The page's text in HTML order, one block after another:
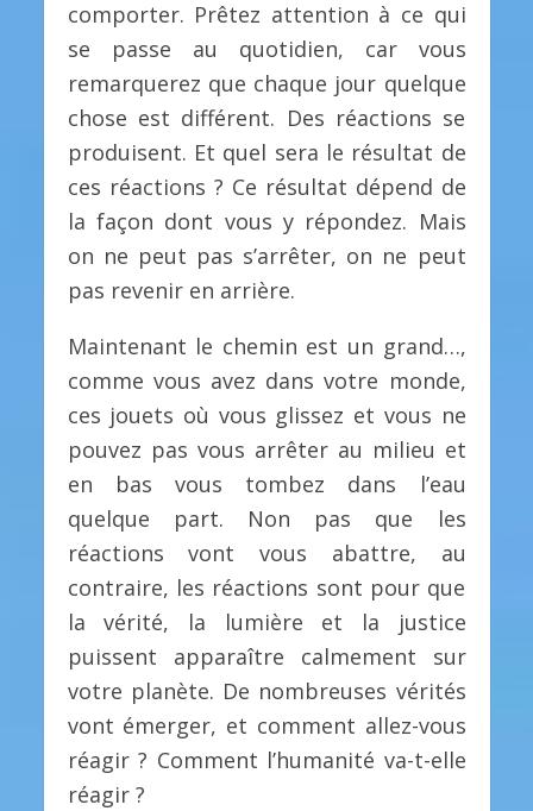
comporter. Prêtez attention à ce qui
se passe au quotidien, car vous
remarquerez que chaque jour quelque
chose est différent. Des réactions se
produisent. Et quel sera le résultat de
ces réactions ? Ce résultat dépend de
la façon dont vous y répondez. Mais
on ne peut pas s’arrêter, on ne peut
pas revenir en arrière.
Maintenant le chemin est un grand…,
comme vous avez dans votre monde,
ces jouets où vous glissez et vous ne
pouvez pas vous arrêter au milieu et
en bas vous tombez dans l’eau
quelque part. Non pas que les
réactions vont vous abattre, au
contraire, les réactions sont pour que
la vérité, la lumière et la justice
puissent apparaître calmement sur
votre planète. De nombreuses vérités
vont émerger, et comment allez-vous
réagir ? Comment l’humanité va-t-elle
réagir ?